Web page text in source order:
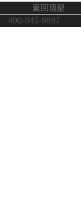
返回顶部
400-045-9897